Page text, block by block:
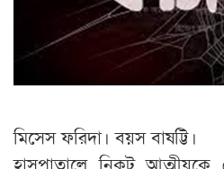
মিসেস ফরিদা। বয়স বাষট্টি।
হাসপাতালে নিকট